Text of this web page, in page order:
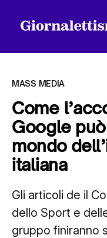
Tutti gli articoli
Contatti
MASS MEDIA
Come
Google
mondo
italiana
Gli articoli de il
dello Sport e
gruppo finiranno